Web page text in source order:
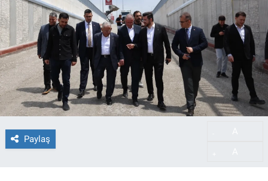
Paylaş
İletişim
Künye
Tüm Manşetler
Son Dakika Haberleri
Haber Arşivi